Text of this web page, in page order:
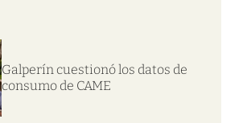
Galperín cuestionó los datos de
consumo de CAME